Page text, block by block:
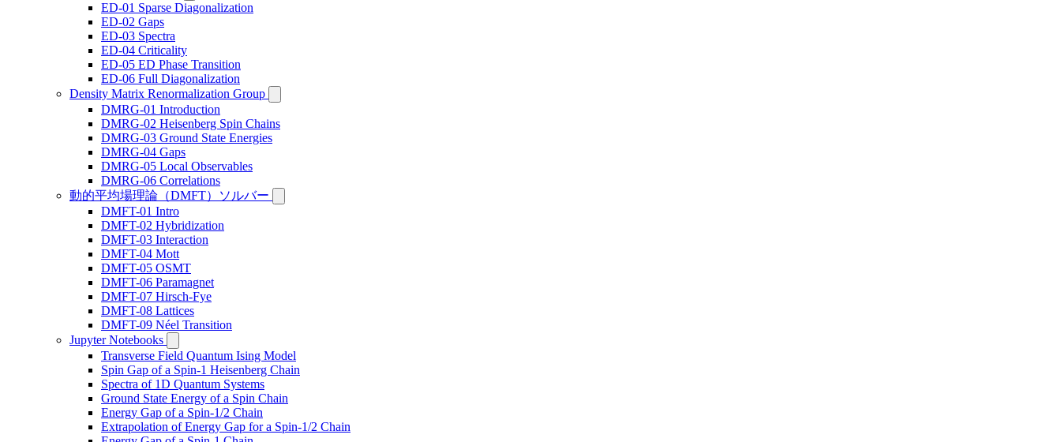
ED-01 Sparse Diagonalization
ED-02 Gaps
ED-03 Spectra
ED-04 Criticality
ED-05 ED Phase Transition
ED-06 Full Diagonalization
Density Matrix Renormalization Group
DMRG-01 Introduction
DMRG-02 Heisenberg Spin Chains
DMRG-03 Ground State Energies
DMRG-04 Gaps
DMRG-05 Local Observables
DMRG-06 Correlations
動的平均場理論（DMFT）ソルバー
DMFT-01 Intro
DMFT-02 Hybridization
DMFT-03 Interaction
DMFT-04 Mott
DMFT-05 OSMT
DMFT-06 Paramagnet
DMFT-07 Hirsch-Fye
DMFT-08 Lattices
DMFT-09 Néel Transition
Jupyter Notebooks
Transverse Field Quantum Ising Model
Spin Gap of a Spin-1 Heisenberg Chain
Spectra of 1D Quantum Systems
Ground State Energy of a Spin Chain
Energy Gap of a Spin-1/2 Chain
Extrapolation of Energy Gap for a Spin-1/2 Chain